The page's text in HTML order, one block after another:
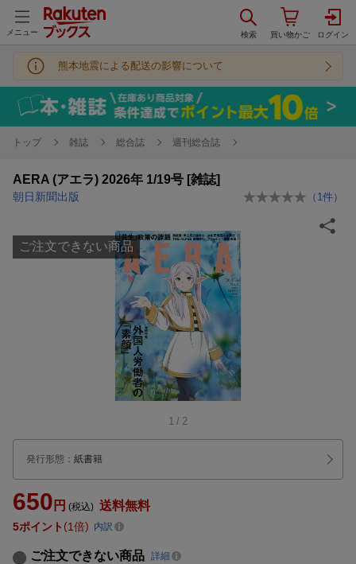
メニュー
熊本地震による配送の影響について
トップ 雑誌 総合誌 週刊総合誌
AERA (アエラ) 2026年 1/19号 [雑誌]
朝日新聞出版 （ 1 件）
ご注文できない商品
1 / 2
発行形態 ： 紙書籍
650 円 (税込) 送料無料
5ポイント 1倍 内訳
ご注文できない商品 詳細